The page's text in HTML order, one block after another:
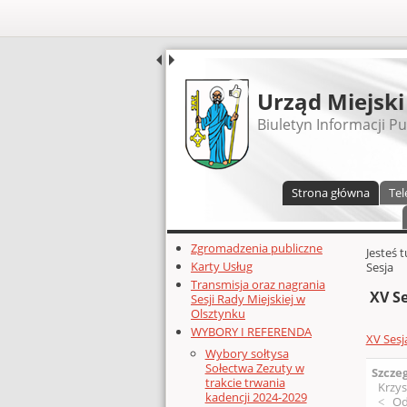
UDOSTĘPNIJ
Urząd
Biuletyn Informacji
Strona główna
Dodatkowe zasoby (lewa
Zgromadzenia publiczne
Karty Usług
Transmisja oraz nagrania
Sesji Rady Miejskiej w
Olsztynku
WYBORY I REFERENDA
Wybory sołtysa
Sołectwa Zezuty w
trakcie trwania
kadencji 2024-2029
Jesteś
Sesja
XV
XV